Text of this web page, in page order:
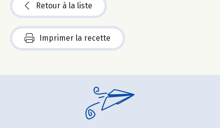
Retour à la liste
Imprimer la recette